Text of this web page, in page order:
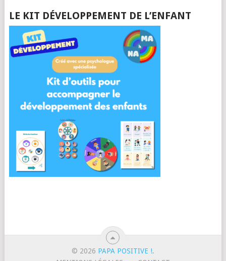
LE KIT DÉVELOPPEMENT DE L’ENFANT
© 2026 PAPA POSITIVE !.